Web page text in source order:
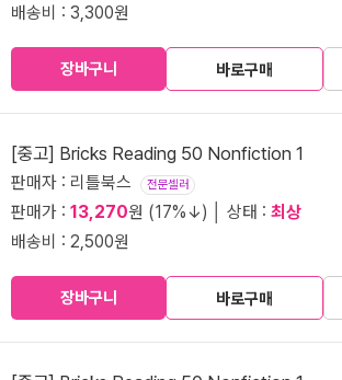
배송비 : 3,300원
장바구니 바로구매
[중고] Bricks Reading 50 Nonfiction 1
판매자 : 리틀북스 전문셀러
판매가 : 13,270원 (17%↓) │ 상태 : 최상
배송비 : 2,500원
장바구니 바로구매